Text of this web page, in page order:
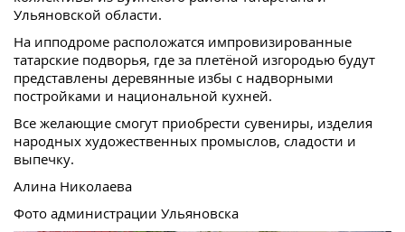
Ульяновской области.
На ипподроме расположатся импровизированные
татарские подворья, где за плетёной изгородью будут
представлены деревянные избы с надворными
постройками и национальной кухней.
Все желающие смогут приобрести сувениры, изделия
народных художественных промыслов, сладости и
выпечку.
Алина Николаева
Фото администрации Ульяновска